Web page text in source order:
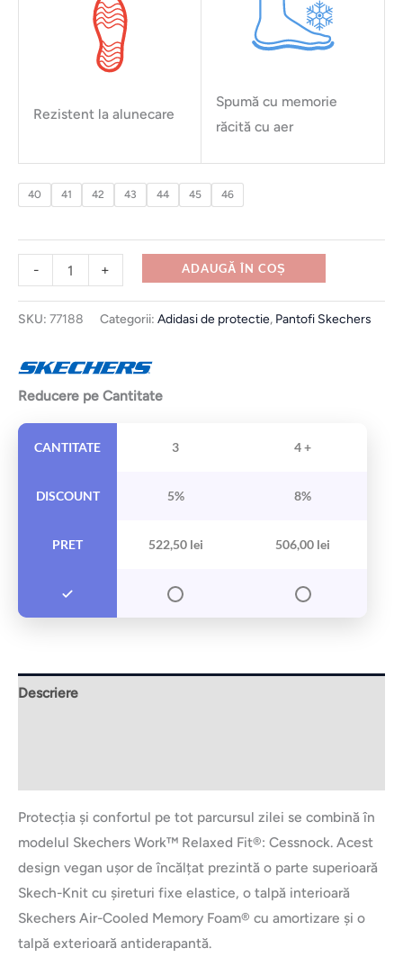
Rezistent la alunecare
Spumă cu memorie
răcită cu aer
40 41 42 43 44 45 46
- + ADAUGĂ ÎN COȘ
SKU: 77188 Categorii: Adidasi de protectie, Pantofi Skechers
Reducere pe Cantitate
CANTITATE
DISCOUNT
PRET
3 4 +
5% 8%
522,50 lei 506,00 lei
Descriere
Protecția și confortul pe tot parcursul zilei se combină în
modelul Skechers Work™ Relaxed Fit®: Cessnock. Acest
design vegan ușor de încălțat prezintă o parte superioară
Skech-Knit cu șireturi fixe elastice, o talpă interioară
Skechers Air-Cooled Memory Foam® cu amortizare și o
talpă exterioară antiderapantă.